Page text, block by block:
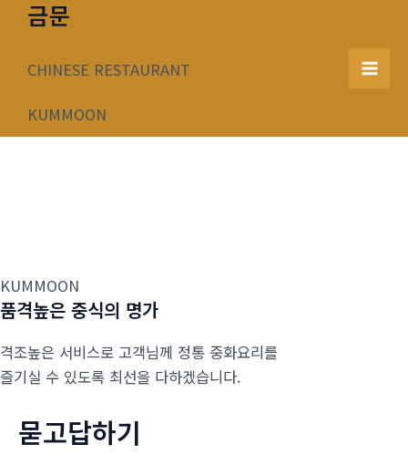
너
금문
CHINESE RESTAURANT
KUMMOON
Main
KUMMOON
품격높은 중식의 명가
격조높은 서비스로 고객님께 정통 중화요리를
즐기실 수 있도록 최선을 다하겠습니다.
묻고답하기